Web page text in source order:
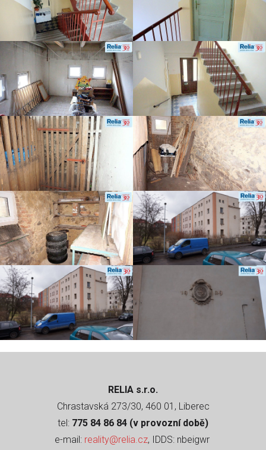
RELIA s.r.o.
Chrastavská 273/30, 460 01, Liberec
tel: 775 84 86 84 (v provozní době)
e-mail: reality@relia.cz, IDDS: nbeigwr